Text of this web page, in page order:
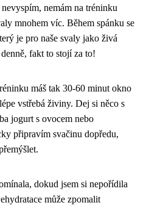
nemám na tréninku
mnohem víc. Během spánku se
je pro naše svaly jako živá
fakt to stojí za to!
máš tak 30-60 minut okno
vstřebá živiny. Dej si něco s
jogurt s ovocem nebo
připravím svačinu dopředu,
dokud jsem si nepořídila
může zpomalit